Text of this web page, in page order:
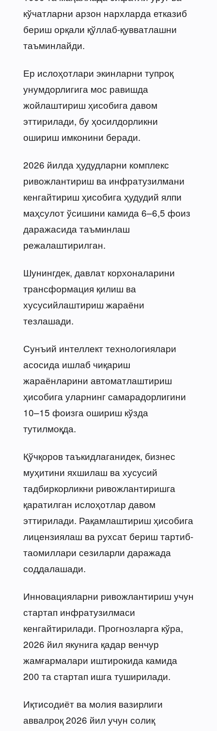
кўчатларни арзон нархларда етказиб
бериш орқали қўллаб-қувватлашни
таъминлайди.
Ер ислоҳотлари экинларни тупроқ
унумдорлигига мос равишда
жойлаштириш ҳисобига давом
эттирилади, бу ҳосилдорликни
ошириш имконини беради.
2026 йилда ҳудудларни комплекс
ривожлантириш ва инфратузилмани
кенгайтириш ҳисобига ҳудудий ялпи
маҳсулот ўсишини камида 6–6,5 фоиз
даражасида таъминлаш
режалаштирилган.
Шунингдек, давлат корхоналарини
трансформация қилиш ва
хусусийлаштириш жараёни
тезлашади.
Сунъий интеллект технологиялари
асосида ишлаб чиқариш
жараёнларини автоматлаштириш
ҳисобига уларнинг самарадорлигини
10–15 фоизга ошириш кўзда
тутилмоқда.
Қўчқоров таъкидлаганидек, бизнес
муҳитини яхшилаш ва хусусий
тадбиркорликни ривожлантиришга
қаратилган ислоҳотлар давом
эттирилади. Рақамлаштириш ҳисобига
лицензиялаш ва рухсат бериш тартиб-
таомиллари сезиларли даражада
соддалашади.
Инновацияларни ривожлантириш учун
стартап инфратузилмаси
кенгайтирилади. Прогнозларга кўра,
2026 йил якунига қадар венчур
жамғармалари иштирокида камида
200 та стартап ишга туширилади.
Иқтисодиёт ва молия вазирлиги
аввалроқ 2026 йил учун солиқ